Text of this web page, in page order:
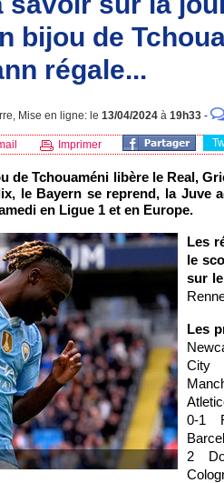
bijou de
régale...
Mise en ligne: le 13/04/2024 à 19h33 -
Imprimer
de Tchouaméni libère le Real,
le Bayern se reprend, la Juve
en Ligue 1 et en Europe.
Les
le
sur
Les
City
0-1
2